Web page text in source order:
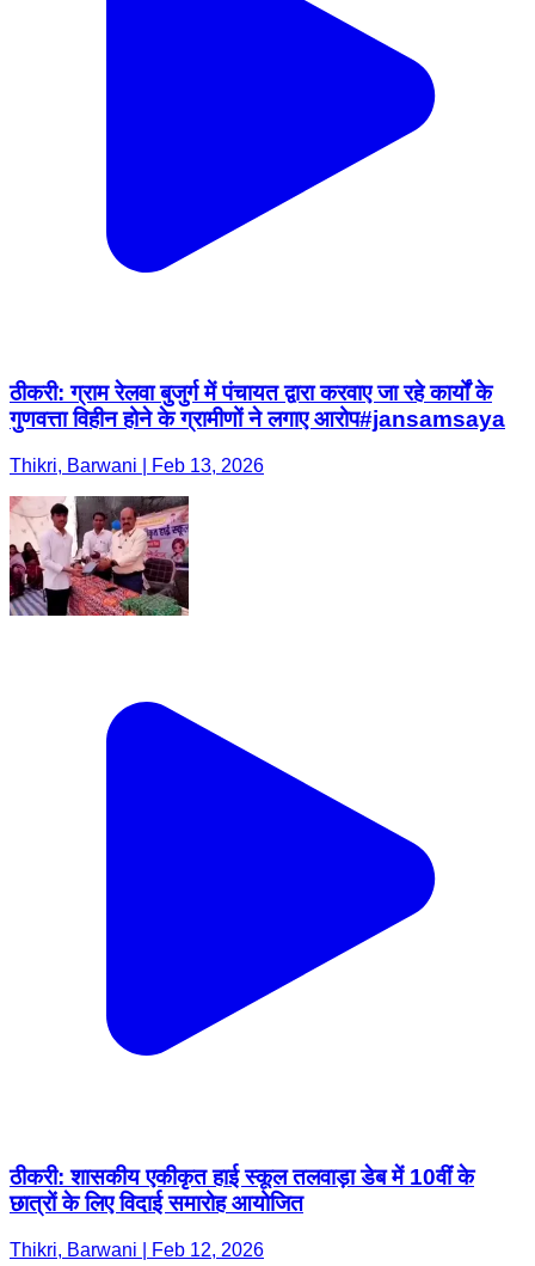
ठीकरी: ग्राम रेलवा बुजुर्ग में पंचायत द्वारा करवाए जा रहे कार्यों के
गुणवत्ता विहीन होने के ग्रामीणों ने लगाए आरोप#jansamsaya
Thikri, Barwani | Feb 13, 2026
ठीकरी: शासकीय एकीकृत हाई स्कूल तलवाड़ा डेब में 10वीं के
छात्रों के लिए विदाई समारोह आयोजित
Thikri, Barwani | Feb 12, 2026